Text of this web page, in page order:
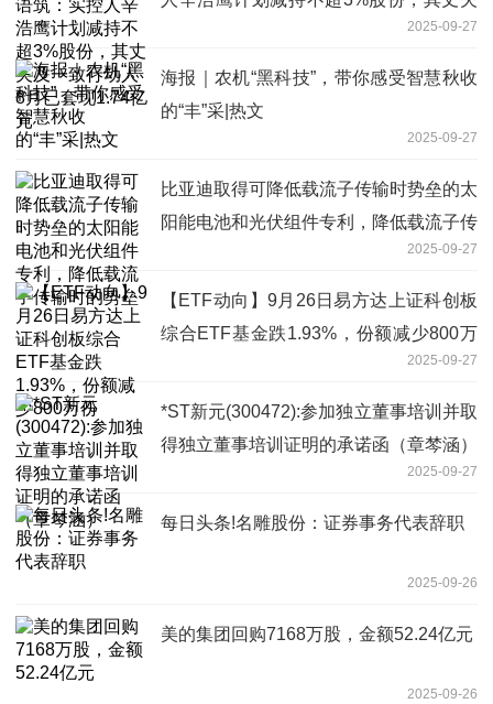
及一致行动人8月已套现1.74亿元2025-09-27
海报｜农机“黑科技”，带你感受智慧秋收
的“丰”采|热文
2025-09-27
比亚迪取得可降低载流子传输时势垒的太
阳能电池和光伏组件专利，降低载流子传
2025-09-27
【ETF动向】9月26日易方达上证科创板
综合ETF基金跌1.93%，份额减少800万
2025-09-27
*ST新元(300472):参加独立董事培训并取
得独立董事培训证明的承诺函（章棽涵）
2025-09-27
每日头条!名雕股份：证券事务代表辞职
2025-09-26
美的集团回购7168万股，金额52.24亿元
2025-09-26